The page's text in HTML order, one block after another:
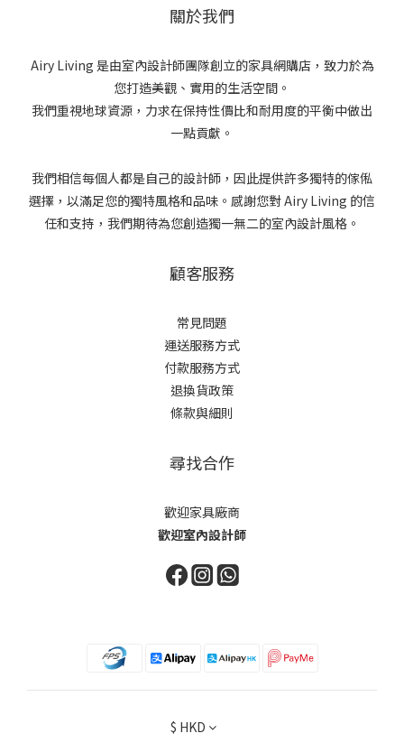
關於我們
Airy Living 是由室內設計師團隊創立的家具網購店，致力於為
您打造美觀、實用的生活空間。
我們重視地球資源，力求在保持性價比和耐用度的平衡中做出
一點貢獻。
我們相信每個人都是自己的設計師，因此提供許多獨特的傢俬
選擇，以滿足您的獨特風格和品味。感謝您對 Airy Living 的信
任和支持，我們期待為您創造獨一無二的室內設計風格。
顧客服務
常見問題
運送服務方式
付款服務方式
退換貨政策
條款與細則
尋找合作
歡迎家具廠商
歡迎室內設計師
$ HKD